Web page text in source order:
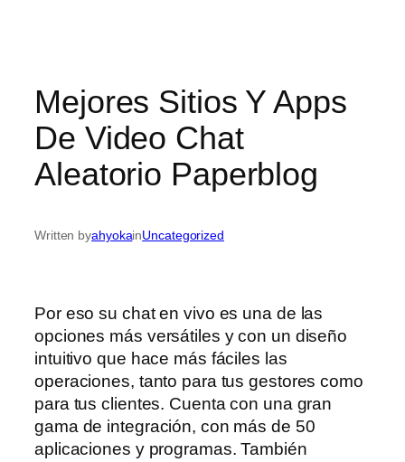
Mejores Sitios Y Apps
De Video Chat
Aleatorio Paperblog
Written byahyokainUncategorized
Por eso su chat en vivo es una de las
opciones más versátiles y con un diseño
intuitivo que hace más fáciles las
operaciones, tanto para tus gestores como
para tus clientes. Cuenta con una gran
gama de integración, con más de 50
aplicaciones y programas. También